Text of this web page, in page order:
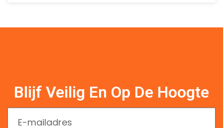
Blijf Veilig En Op De Hoogte